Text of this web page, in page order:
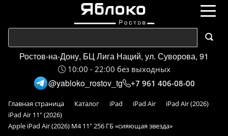
Ростов-на-Дону, БЦ Лига Наций, ул. Суворова, 91
10:00 - 22:00 без выходных
@yabloko_rostov_tg +7 961 406-08-00
Главная страница Каталог iPad iPad Air
iPad Air (2026)
iPad Air 11" (2026)
Apple iPad Air (2026) M4 11" 256 ГБ «сияющая звезда»